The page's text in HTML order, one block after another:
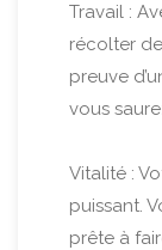
Travail :
récolter
preuve
vous
Vitalité :
puissant.
prête à